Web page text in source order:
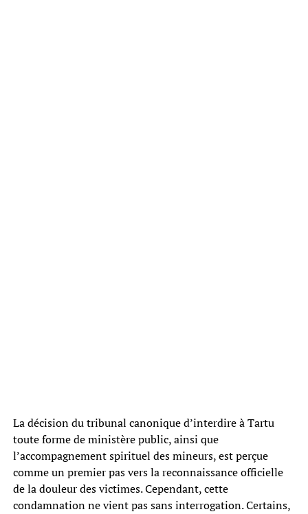
La décision du tribunal canonique d’interdire à Tartu
toute forme de ministère public, ainsi que
l’accompagnement spirituel des mineurs, est perçue
comme un premier pas vers la reconnaissance officielle
de la douleur des victimes. Cependant, cette
condamnation ne vient pas sans interrogation. Certains,